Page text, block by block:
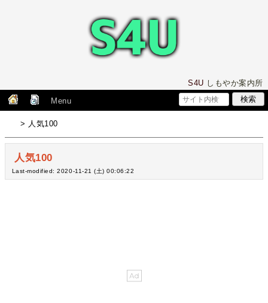
S4U しもやか案内所
Menu
> 人気100
人気100
Last-modified: 2020-11-21 (土) 00:06:22